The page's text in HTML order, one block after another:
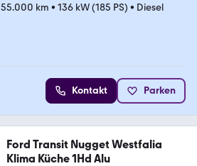
55.000 km • 136 kW (185 PS) • Diesel
Kontakt Parken
Ford Transit Nugget Westfalia
Klima Küche 1Hd Alu